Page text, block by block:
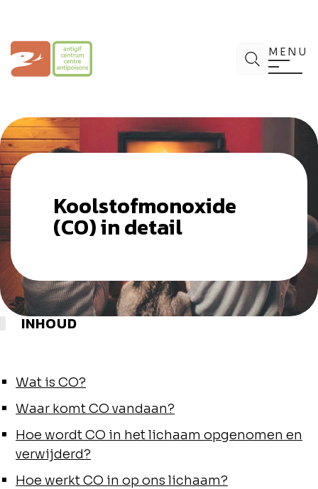
inhoud
Antigifcentrum ZoekMENU
Koolstofmonoxide
(CO) in detail
INHOUD
Wat is CO?
Waar komt CO vandaan?
Hoe wordt CO in het lichaam opgenomen en
verwijderd?
Hoe werkt CO in op ons lichaam?